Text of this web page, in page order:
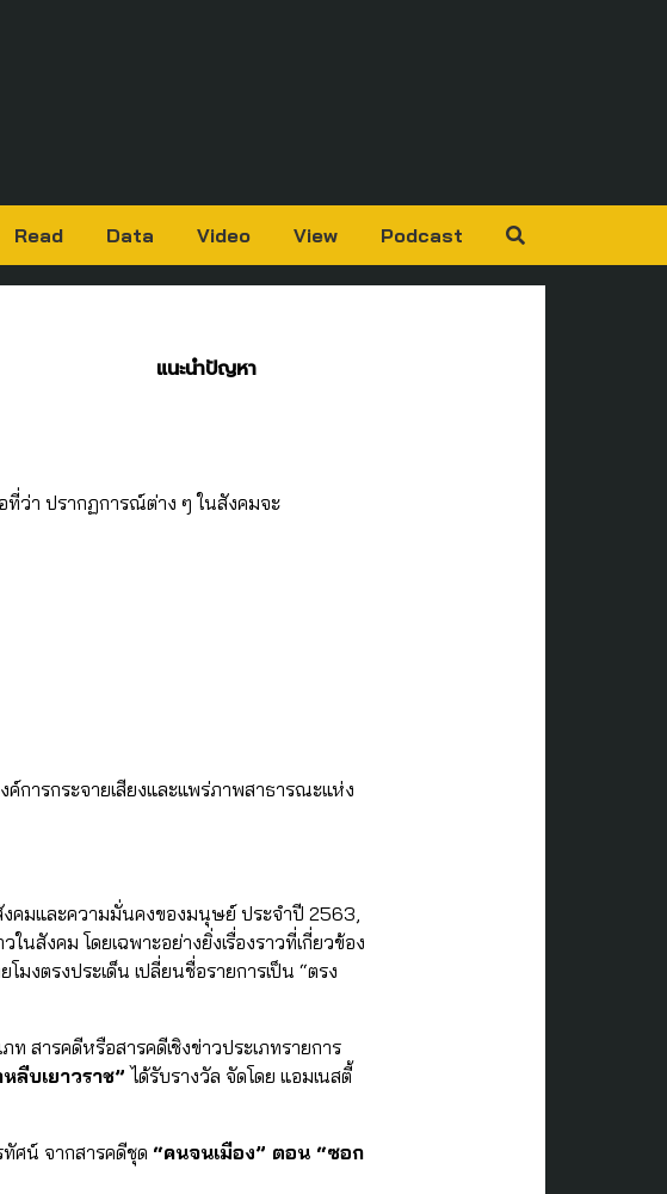
Read Data Video View Podcast
แนะนำปัญหา
ที่ว่า ปรากฏการณ์ต่าง ๆ ในสังคมจะ
การกระจายเสียงและแพร่ภาพสาธารณะแห่ง
คมและความมั่นคงของมนุษย์ ประจำปี 2563,
นสังคม โดยเฉพาะอย่างยิ่งเรื่องราวที่เกี่ยวข้อง
งตรงประเด็น เปลี่ยนชื่อรายการเป็น “ตรง
ท สารคดีหรือสารคดีเชิงข่าวประเภทรายการ
ลืบเยาวราช”ได้รับรางวัล จัดโดย แอมเนสตี้
ศน์ จากสารคดีชุด “คนจนเมือง” ตอน “ซอก